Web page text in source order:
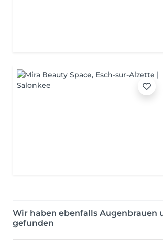
Wir haben ebenfalls Augenbrauen
gefunden